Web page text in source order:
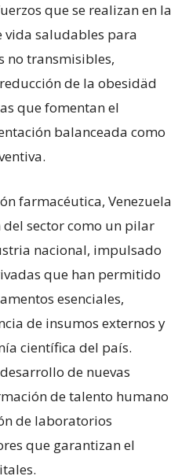
que se realizan en la
vida saludables para
no transmisibles,
de la obesidäd
que fomentan el
balanceada como
farmacéutica, Venezuela
sector como un pilar
nacional, impulsado
que han permitido
esenciales,
de insumos externos y
científica del país.
de nuevas
de talento humano
de laboratorios
que garantizan el